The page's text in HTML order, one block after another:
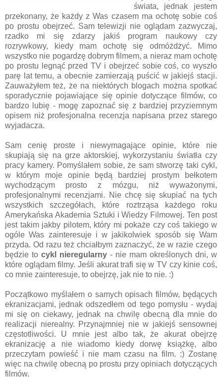
świata, jednak jestem
przekonany, że każdy z Was czasem ma ochotę sobie coś
po prostu obejrzeć. Sam telewizji nie oglądam zazwyczaj,
rzadko mi się zdarzy jakiś program naukowy czy
rozrywkowy, kiedy mam ochotę się odmóżdżyć. Mimo
wszystko nie pogardzę dobrym filmem, a nieraz mam ochotę
po prostu legnąć przed TV i obejrzeć sobie coś, co wyszło
parę lat temu, a obecnie zamierzają puścić w jakiejś stacji.
Zauważyłem też, że na niektórych blogach można spotkać
sporadycznie pojawiające się opinie dotyczące filmów, co
bardzo lubię - mogę zapoznać się z bardziej przyziemnym
opisem niż profesjonalna recenzja napisana przez starego
wyjadacza.
Sam cenię proste i niewymagające opinie, które nie
skupiają się na grze aktorskiej, wykorzystaniu światła czy
pracy kamery. Pomyślałem sobie, że sam stworzę taki cykl,
w którym moje opinie będą bardziej prostym bełkotem
wychodzącym prosto z mózgu, niż wyważonymi,
profesjonalnymi recenzjami. Nie chcę się skupiać na tych
wszystkich szczegółach, które roztrząsa każdego roku
Amerykańska Akademia Sztuki i Wiedzy Filmowej. Ten post
jest takim jakby pilotem, który mi pokaże czy coś takiego w
ogóle Was zainteresuje i w jakikolwiek sposób się Wam
przyda. Od razu też chciałbym zaznaczyć, że w razie czego
będzie to cykl nieregularny - nie mam określonych dni, w
które oglądam filmy. Jeśli akurat trafi się w TV czy kinie coś,
co mnie zainteresuje, to obejrzę, jak nie to nie. :)
Początkowo myślałem o samych opisach filmów, będących
ekranizacjami, jednak odszedłem od tego pomysłu - wydaj
mi się on ciekawy, jednak na chwilę obecną dla mnie do
realizacji nierealny. Przynajmniej nie w jakiejś sensownej
częstotliwości. U mnie jest albo tak, że akurat obejrzę
ekranizację a nie wiadomo kiedy dorwę książkę, albo
przeczytam powieść i nie mam czasu na film. :) Zostanę
więc na chwilę obecną po prostu przy opiniach dotyczących
filmów.